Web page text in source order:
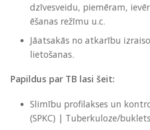
dzīvesveidu, piemēram,
ēšanas režīmu u.c.
Jāatsakās no atkarību
lietošanas.
Papildus par TB lasi šeit:
Slimību profilakses un
(SPKC) | Tuberkuloze/buklets